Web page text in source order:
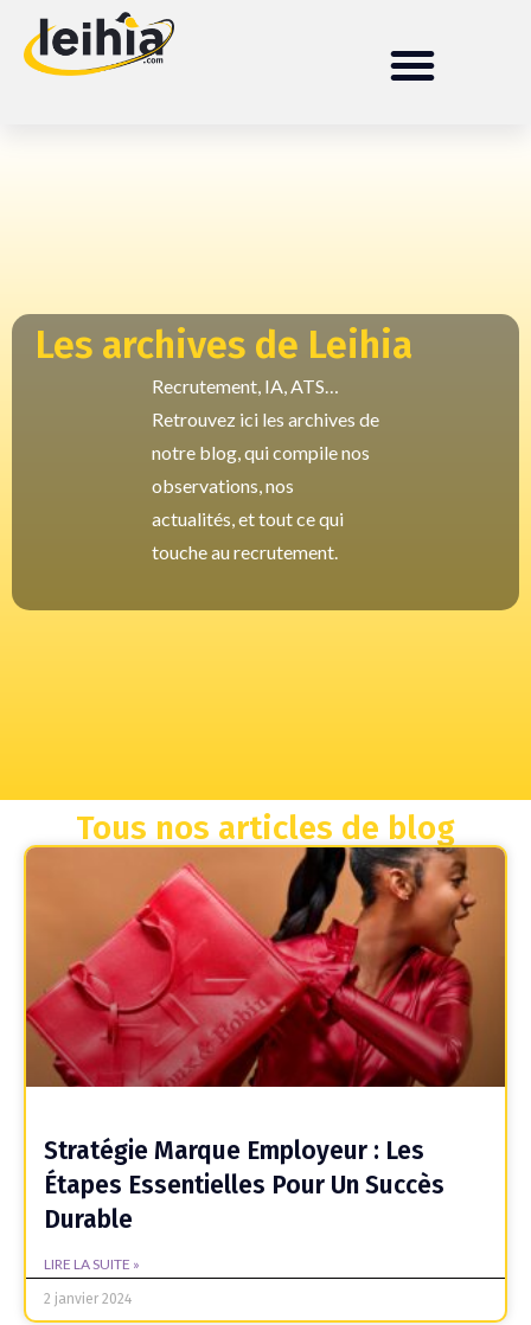
Les archives de Leihia
Recrutement, IA, ATS…
Retrouvez ici les archives de
notre blog, qui compile nos
observations, nos
actualités, et tout ce qui
touche au recrutement.
Tous nos articles de blog
Stratégie Marque Employeur : Les
Étapes Essentielles Pour Un Succès
Durable
LIRE LA SUITE »
2 janvier 2024